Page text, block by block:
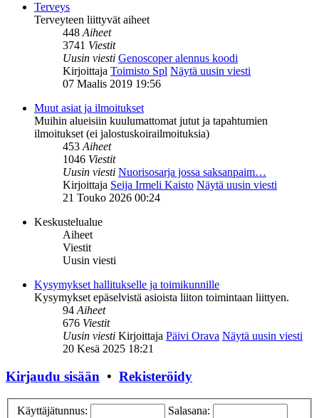
Terveys
Terveyteen liittyvät aiheet
448Aiheet
3741 Viestit
Uusin viesti Genoscoper alennus koodi
Kirjoittaja Toimisto Spl Näytä uusin viesti
07 Maalis 2019 19:56
Muut asiat ja ilmoitukset
Muihin alueisiin kuulumattomat jutut ja tapahtumien
ilmoitukset (ei jalostuskoirailmoituksia)
453Aiheet
1046 Viestit
Uusin viesti Nuorisosarja jossa saksanpaim…
Kirjoittaja Seija Irmeli Kaisto Näytä uusin viesti
21 Touko 2026 00:24
Keskustelualue
Aiheet
Viestit
Uusin viesti
Kysymykset hallitukselle ja toimikunnille
Kysymykset epäselvistä asioista liiton toimintaan liittyen.
94Aiheet
676 Viestit
Uusin viesti Kirjoittaja Päivi Orava Näytä uusin viesti
20 Kesä 2025 18:21
Kirjaudu sisään • Rekisteröidy
Käyttäjätunnus: Salasana: